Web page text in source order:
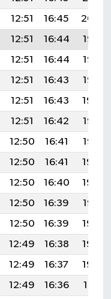
12:51 16:45
20:00
12:51 16:44
19:58
12:51 16:44
19:57
12:51 16:43
19:56
12:51 16:43
19:54
12:51 16:42
19:53
12:50 16:41
19:52
12:50 16:41
19:50
12:50 16:40
19:49
12:50 16:39
19:47
12:50 16:39
19:46
12:49 16:38
19:44
12:49 16:37
19:43
12:49 16:36
19:41